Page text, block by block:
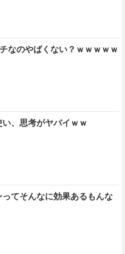
なのやばくない？ｗｗｗｗｗ
い、思考がヤバイｗｗ
ってそんなに効果あるもんな